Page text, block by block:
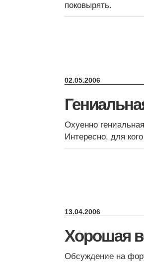
поковырять.
02.05.2006
Охуенно гениальная
Интересно, для
13.04.2006
Хорошая
Обсуждение на